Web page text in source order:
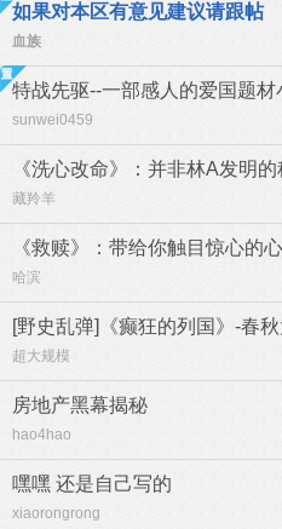
如果对本区有意见建议请跟帖
血族
特战先驱--一部感人的爱国题材
sunwei0459
《洗心改命》：并非林A发明
藏羚羊
《救赎》：带给你触目惊心的
哈滨
[野史乱弹]《癫狂的列国》-春
超大规模
房地产黑幕揭秘
hao4hao
嘿嘿 还是自己写的
xiaorongrong